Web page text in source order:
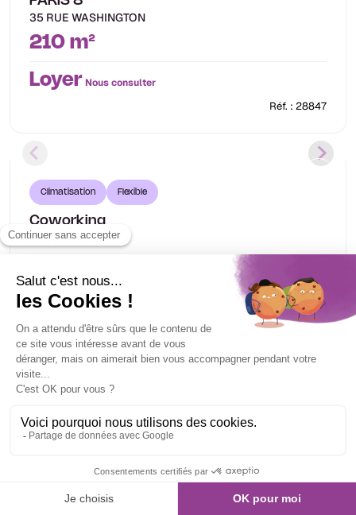
35 RUE WASHINGTON
210 m²
Loyer Nous consulter
Réf. : 28847
Climatisation Flexible
Coworking
PARIS 8
LoyerNous consulter
Réf. : 26061